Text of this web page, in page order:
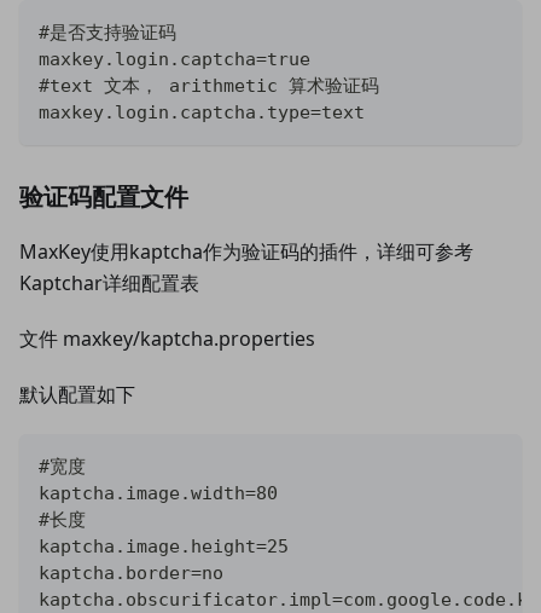
#是否支持验证码
maxkey.login.captcha=true
#text 文本， arithmetic 算术验证码
maxkey.login.captcha.type=text
验证码配置文件
MaxKey使用kaptcha作为验证码的插件，详细可参考
Kaptchar详细配置表
文件 maxkey/kaptcha.properties
默认配置如下
#宽度
kaptcha.image.width=80
#长度
kaptcha.image.height=25
kaptcha.border=no